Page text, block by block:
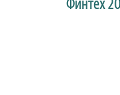
Финтех